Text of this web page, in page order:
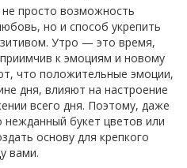
просто возможность
но и способ укрепить
Утро — это время,
к эмоциям и новому
что положительные эмоции,
дня, влияют на настроение
всего дня. Поэтому, даже
букет цветов или
основу для крепкого
вами.